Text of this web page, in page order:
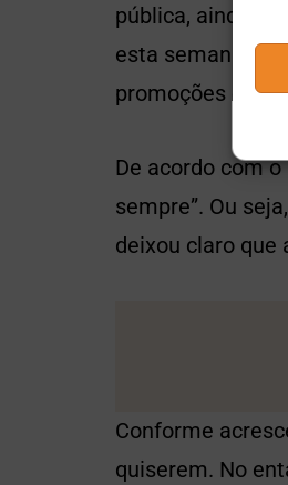
pública, ainda
esta semana.
promoções
De acordo com
sempre”. Ou
deixou claro que
Conforme
quiserem. No